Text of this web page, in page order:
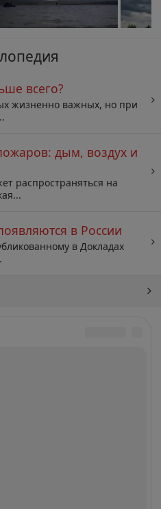
всего?
жизненно важных, но при
дым, воздух и
распространяться на
в России
в Докладах